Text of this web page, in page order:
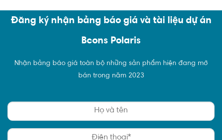
Đăng ký nhận bảng báo giá và tài liệu dự án
Bcons Polaris
Nhận bảng báo giá toàn bộ những sản phẩm hiện đang mở
bán trong năm 2023